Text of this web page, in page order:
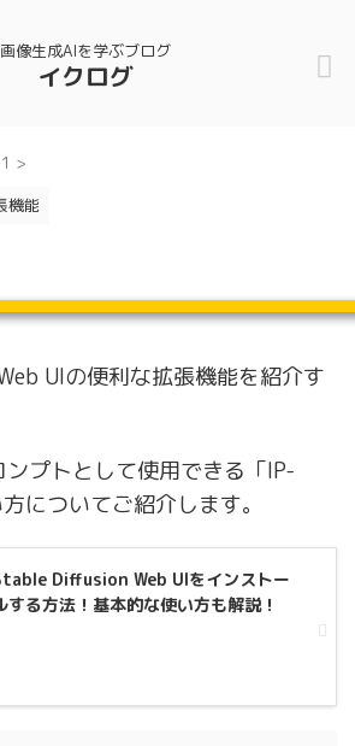
画像生成AIを学ぶブログ
イクログ
>
機能
UIの便利な拡張機能を紹介す
プトとして使用できる「IP-
についてご紹介します。
Diffusion Web UIをインストー
する方法！基本的な使い方も解説！